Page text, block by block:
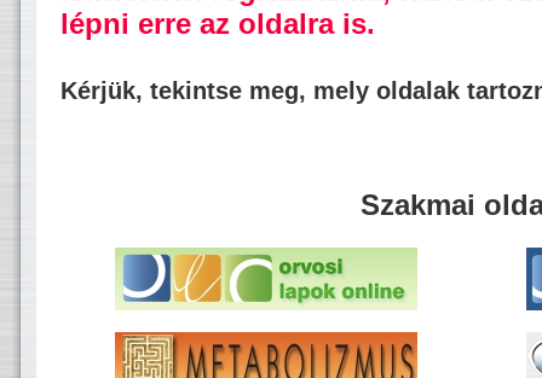
lépni erre az oldalra is.
Kérjük, tekintse meg, mely oldalak
Szakmai